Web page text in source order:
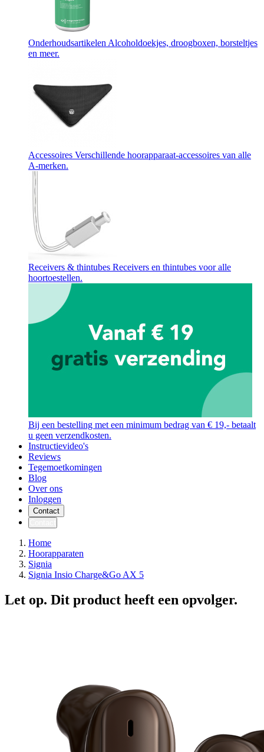
Onderhoudsartikelen Alcoholdoekjes, droogboxen, borsteltjes
en meer.
Accessoires Verschillende hoorapparaat-accessoires van alle
A-merken.
Receivers & thintubes Receivers en thintubes voor alle
hoortoestellen.
Bij een bestelling met een minimum bedrag van € 19,- betaalt
u geen verzendkosten.
Instructievideo's
Reviews
Tegemoetkomingen
Blog
Over ons
Inloggen
Contact
Home
Hoorapparaten
Signia
Signia Insio Charge&Go AX 5
Let op. Dit product heeft een opvolger.